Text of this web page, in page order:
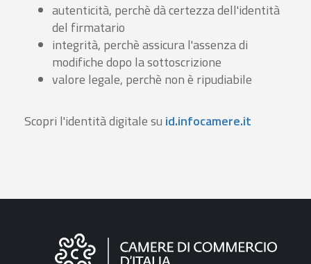
autenticità, perchè dà certezza dell'identità
del firmatario
integrità, perchè assicura l'assenza di
modifiche dopo la sottoscrizione
valore legale, perchè non è ripudiabile
Scopri l'identità digitale su id.infocamere.it
Informazioni